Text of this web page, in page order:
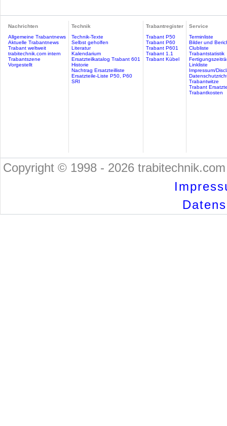
Nachrichten
Allgemeine Trabantnews
Aktuelle Trabantnews
Trabant weltweit
trabitechnik.com intern
Trabantszene
Vorgestellt
Technik
Technik-Texte
Selbst geholfen
Literatur
Kalendarium
Ersatzteilkatalog Trabant 601
Historie
Nachtrag Ersatzteilliste
Ersatzteile-Liste P50, P60
SRI
Trabantregister
Trabant P50
Trabant P60
Trabant P601
Trabant 1.1
Trabant Kübel
Service
Terminliste
Bilder und
Clubliste
Trabantstatistik
Linkliste
Impressum/
Trabantwitze
Trabant
Trabantkosten
Copyright © 1998 - 2026